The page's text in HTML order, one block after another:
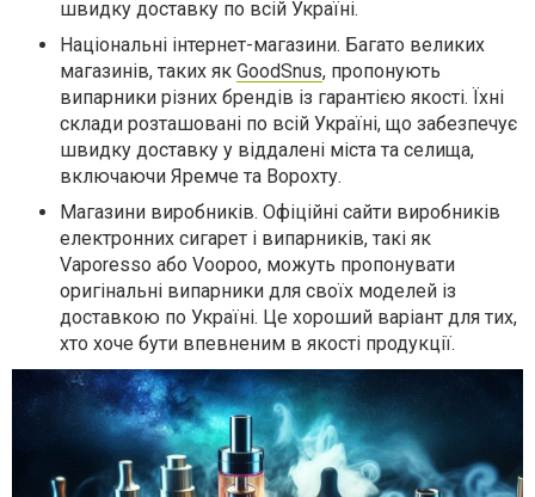
швидку доставку по всій Україні.
Національні інтернет-магазини. Багато великих
магазинів, таких як GoodSnus, пропонують
випарники різних брендів із гарантією якості. Їхні
склади розташовані по всій Україні, що забезпечує
швидку доставку у віддалені міста та селища,
включаючи Яремче та Ворохту.
Магазини виробників. Офіційні сайти виробників
електронних сигарет і випарників, такі як
Vaporesso або Voopoo, можуть пропонувати
оригінальні випарники для своїх моделей із
доставкою по Україні. Це хороший варіант для тих,
хто хоче бути впевненим в якості продукції.